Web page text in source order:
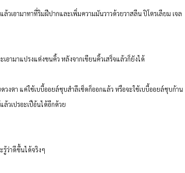
วเอามาทาที่ริมฝีปากและเพิ่มความมันวาวด้วยวาสลีน ปิโตรเลียม เจล
อามาแปรงแต่งขนคิ้ว หลังจากเขียนคิ้วเสร็จแล้วก็ยังได้
ดวงตา แค่ใช้เบบี้ออยล์ชุบสำลีเช็ดก็ออกแล้ว หรือจะใช้เบบี้ออยล์ชุบก้าน
ล้วเปรอะเปือ้นได้อีกด้วย
รู้ว่าดีขึ้นได้จริงๆ